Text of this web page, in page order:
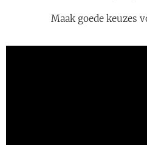
Maak goede keuzes